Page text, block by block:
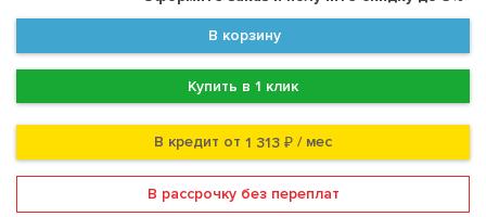
В корзину
Купить в 1 клик
В кредит от 1 313 ₽ / мес
В рассрочку без переплат